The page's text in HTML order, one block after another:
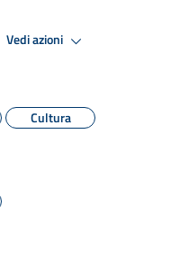
Vedi azioni
Cultura